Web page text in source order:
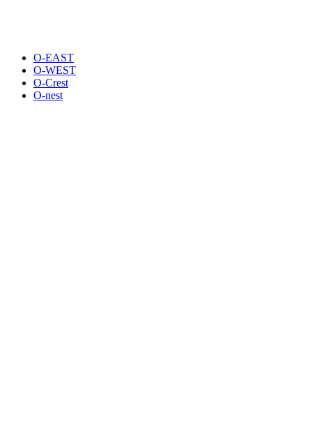
O-EAST
O-WEST
O-Crest
O-nest